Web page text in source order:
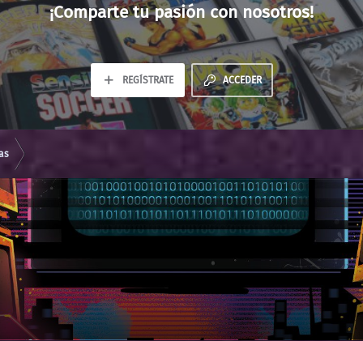
¡Comparte tu pasión con nosotros!
ACCEDER
REGÍSTRATE